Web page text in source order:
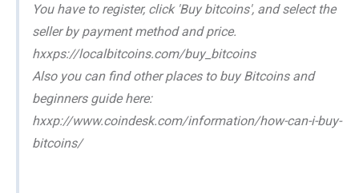
You have to register, click 'Buy bitcoins', and select the
seller by payment method and price.
hxxps://localbitcoins.com/buy_bitcoins
Also you can find other places to buy Bitcoins and
beginners guide here:
hxxp://www.coindesk.com/information/how-can-i-buy-
bitcoins/